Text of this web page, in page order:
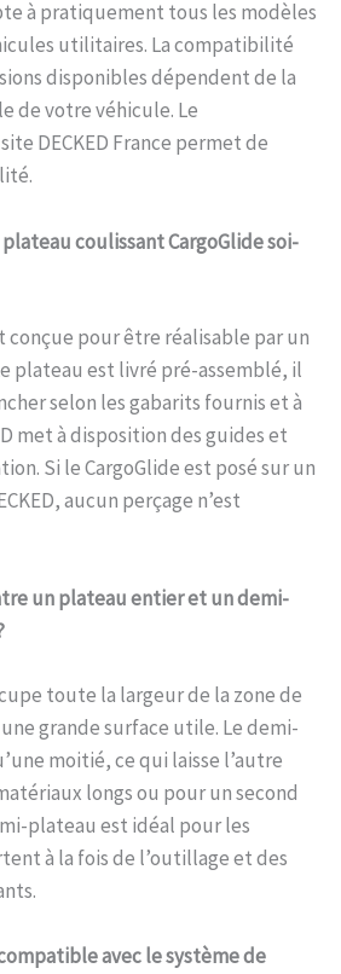
à pratiquement tous les modèles
utilitaires. La compatibilité
disponibles dépendent de la
de votre véhicule. Le
DECKED France permet de
coulissant CargoGlide soi-
conçue pour être réalisable par un
plateau est livré pré-assemblé, il
selon les gabarits fournis et à
met à disposition des guides et
Si le CargoGlide est posé sur un
aucun perçage n’est
un plateau entier et un demi-
toute la largeur de la zone de
grande surface utile. Le demi-
moitié, ce qui laisse l’autre
longs ou pour un second
plateau est idéal pour les
à la fois de l’outillage et des
avec le système de